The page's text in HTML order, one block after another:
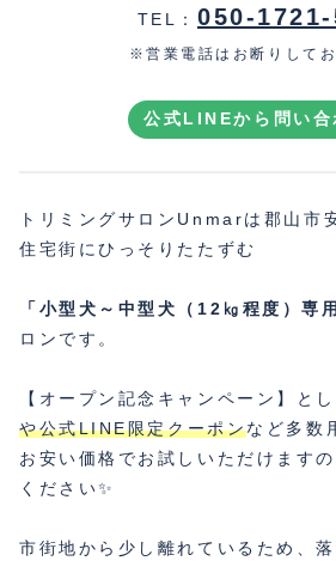
TEL： 050-
※営業電話はお断りしてお
公式LINEから問い合
トリミングサロンUnmarは郡山市
住宅街にひっそりたたずむ
「小型犬～中型犬（12㎏程度）専
ロンです。
【オープン記念キャンペーン】と
や公式LINE限定クーポンなど多数
お安い価格でお試しいただけます
ください✨
市街地から少し離れているため、